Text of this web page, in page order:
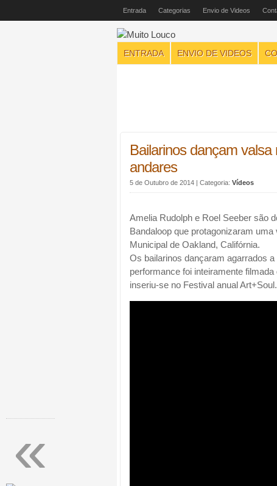
Entrada Categorias Envio de Videos
ENTRADA ENVIO DE VIDEOS
Bailarinos dançam
andares
5 de Outubro de 2014 | Categoria: Vídeos
Amelia Rudolph e Roel Seeber são
Bandaloop que protagonizaram
Municipal de Oakland, Califórnia.
Os bailarinos dançaram agarrados
performance foi inteiramente
inseriu-se no Festival anual Art+Soul.
«